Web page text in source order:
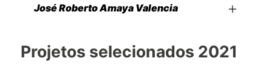
José Roberto Amaya Valencia
Projetos selecionados 2021